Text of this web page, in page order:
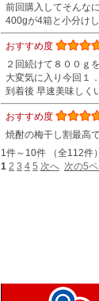
前回購入してそんな
400gが4箱と小分け
おすすめ度
２回続けて８００ｇ
大変気に入り今回１
到着後 早速美味しく
おすすめ度
焼酎の梅干し割最高
1件～10件 （全112件
1 2 3 4 5 次へ 次の5